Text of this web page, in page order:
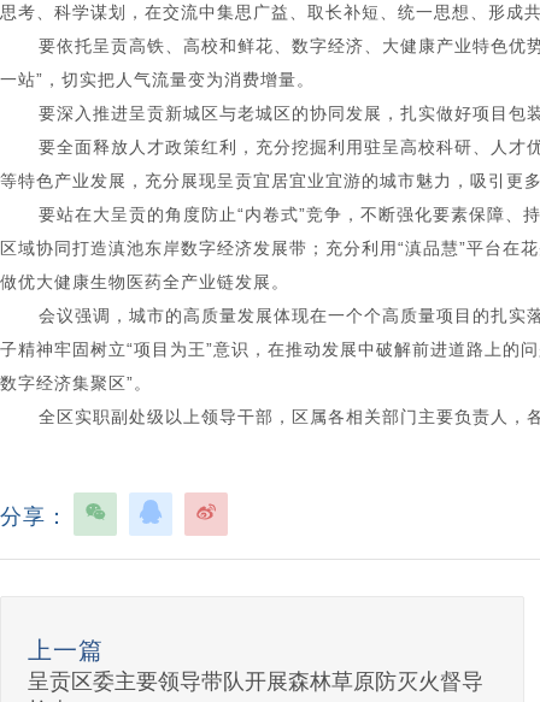
思考、科学谋划，在交流中集思广益、取长补短、统一思想、形成
要依托呈贡高铁、高校和鲜花、数字经济、大健康产业特色
一站”，切实把人气流量变为消费增量。
要深入推进呈贡新城区与老城区的协同发展，扎实做好项目
要全面释放人才政策红利，充分挖掘利用驻呈高校科研、人
等特色产业发展，充分展现呈贡宜居宜业宜游的城市魅力，吸引更
要站在大呈贡的角度防止“内卷式”竞争，不断强化要素保障
区域协同打造滇池东岸数字经济发展带；充分利用“滇品慧”平台
做优大健康生物医药全产业链发展。
会议强调 ， 城市的高质量发展体现在一个个高质量项目的扎实
子精神牢固树立“项目为王”意识，在推动发展中破解前进道路上的
数字经济集聚区”。
全区实职副处级以上领导干部，区属各相关部门主要负责人，
分享：
上一篇
呈贡区委主要领导带队开展森林草原防灭火督导